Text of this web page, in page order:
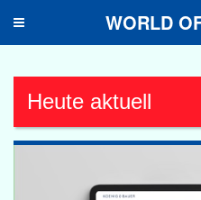
Toggle
WORLD
Heute aktuell